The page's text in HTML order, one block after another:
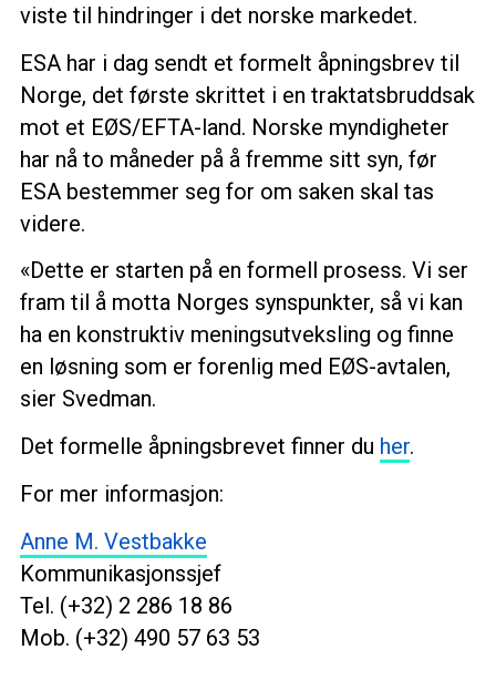
viste til hindringer i det norske markedet.
ESA har i dag sendt et formelt åpningsbrev til
Norge, det første skrittet i en traktatsbruddsak
mot et EØS/EFTA-land. Norske myndigheter
har nå to måneder på å fremme sitt syn, før
ESA bestemmer seg for om saken skal tas
videre.
«Dette er starten på en formell prosess. Vi ser
fram til å motta Norges synspunkter, så vi kan
ha en konstruktiv meningsutveksling og finne
en løsning som er forenlig med EØS-avtalen,
sier Svedman.
Det formelle åpningsbrevet finner du her.
For mer informasjon:
Anne M. Vestbakke
Kommunikasjonssjef
Tel. (+32) 2 286 18 86
Mob. (+32) 490 57 63 53